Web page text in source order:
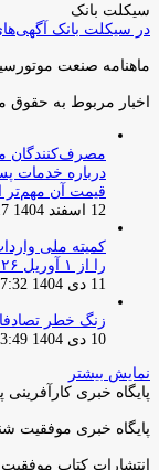
سیکلت بانک
در سیکلت بانک
ماهنامه صنعت
اخبار مربوط به حقوق
مصرف‌کنندگان
درباره خدمات
قیمت آن
12 اسفند 1404 15:17
کمیته ملی
را از ۱ آوریل ۲۰۲۶ ممنوع کرد
11 دی 1404 07:32
زنگ خطر
10 دی 1404 23:49
نمایش بیشتر
پایگاه خبری
پایگاه خبری موفقیت
انتشارات کتاب